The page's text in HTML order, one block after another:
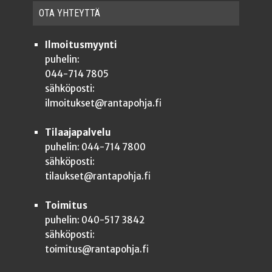
OTA YHTEYT­TÄ
Ilmoitusmyynti
puhelin:
044-714 7805
sähköposti:
ilmoitukset@rantapohja.fi
Tilaajapalvelu
puhelin: 044-714 7800
sähköposti:
tilaukset@rantapohja.fi
Toimitus
puhelin: 040-517 3842
sähköposti:
toimitus@rantapohja.fi